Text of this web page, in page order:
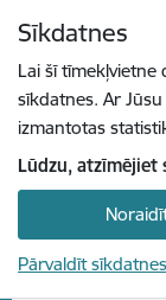
Sīkdatnes
Lai šī
sīkdatnes. Ar
izmantotas
Lūdzu, atzīmējiet
Pārvaldīt sīkdatnes